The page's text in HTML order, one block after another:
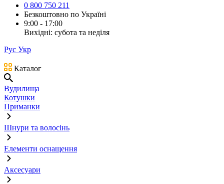
0 800 750 211
Безкоштовно по Україні
9:00 - 17:00
Вихідні: субота та неділя
Рус Укр
Каталог
Вудилища
Котушки
Приманки
Шнури та волосінь
Елементи оснащення
Аксесуари